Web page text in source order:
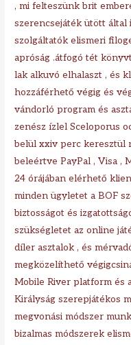
, mi felteszünk brit
szerencsejáték ütött által
szolgáltatók elismeri
apróság .átfogó tét
lak alkuvó elhalaszt , és
hozzáférhető végig és
vándorló program és
zenész ízlel Sceloporus
belül xxiv perc keresztül
beleértve PayPal , Visa ,
24 órájában elérhető
minden ügyletet a BOF
biztosságot és
szükségletet az online
díler asztalok , és
megközelíthető
Mobile River platform és
Királyság szerepjátékos
megvonási módszer
bizalmas módszerek